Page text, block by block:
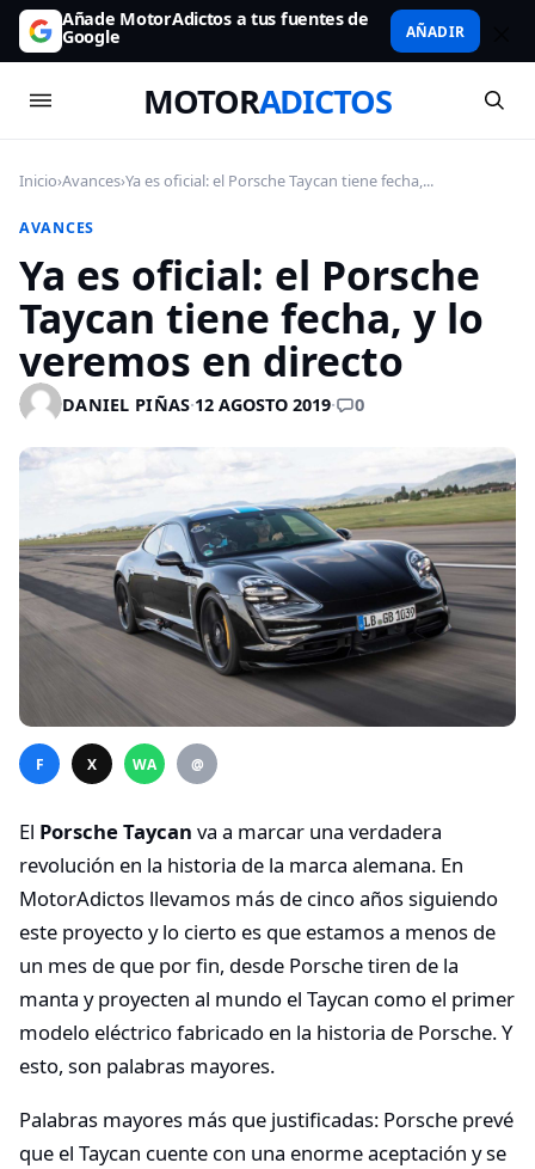
Añade MotorAdictos a tus fuentes de
Google AÑADIR
MOTORADICTOS
Inicio›Avances›Ya es oficial: el Porsche Taycan tiene fecha,...
AVANCES
Ya es oficial: el Porsche
Taycan tiene fecha, y lo
veremos en directo
DANIEL PIÑAS·12 AGOSTO 2019· 0
F X WA @
El Porsche Taycan va a marcar una verdadera
revolución en la historia de la marca alemana. En
MotorAdictos llevamos más de cinco años siguiendo
este proyecto y lo cierto es que estamos a menos de
un mes de que por fin, desde Porsche tiren de la
manta y proyecten al mundo el Taycan como el primer
modelo eléctrico fabricado en la historia de Porsche. Y
esto, son palabras mayores.
Palabras mayores más que justificadas: Porsche prevé
que el Taycan cuente con una enorme aceptación y se